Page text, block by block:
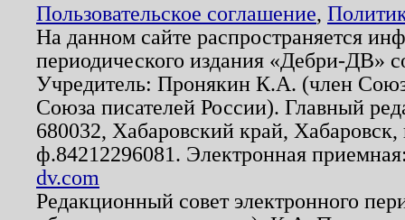
Пользовательское соглашение,
На данном сайте распространяется
периодического издания «Дебри-ДВ»
Учредитель: Пронякин К.А. (член
Союза писателей России). Главный
680032, Хабаровский край,
ф.84212296081. Электронная
dv.com
Редакционный совет электронного